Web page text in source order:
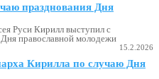
празднования Дня
Руси Кирилл выступил с
православной молодежи
15.2.2026
Кирилла по случаю Дня